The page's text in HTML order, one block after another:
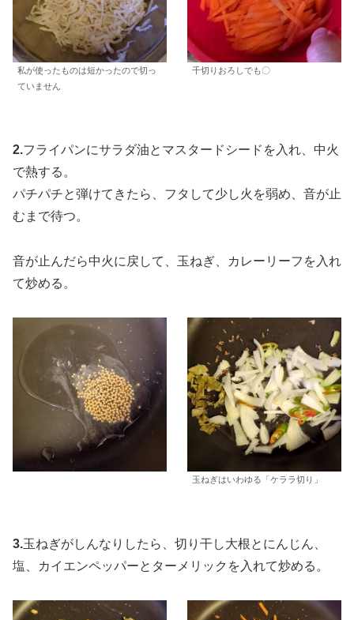
私が使ったものは短かったので切っ
ていません
千切りおろしでも〇
2.フライパンにサラダ油とマスタードシードを入れ、中火
で熱する。
パチパチと弾けてきたら、フタして少し火を弱め、音が止
むまで待つ。
音が止んだら中火に戻して、玉ねぎ、カレーリーフを入れ
て炒める。
玉ねぎはいわゆる「ケララ切り」
3.玉ねぎがしんなりしたら、切り干し大根とにんじん、
塩、カイエンペッパーとターメリックを入れて炒める。